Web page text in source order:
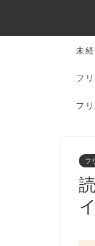
未
フ
フ
フ